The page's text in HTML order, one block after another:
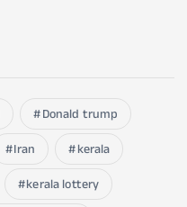
Donald trump
Iran
kerala
kerala lottery